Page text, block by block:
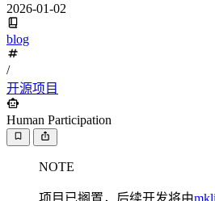
2026-01-02
blog
/
开源项目
Human Participation
NOTE
项目已搁置，后续开发将由